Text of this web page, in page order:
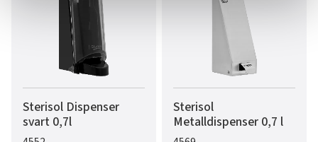
Sterisol Dispenser
svart 0,7l
Sterisol
Metalldispenser 0,7 l